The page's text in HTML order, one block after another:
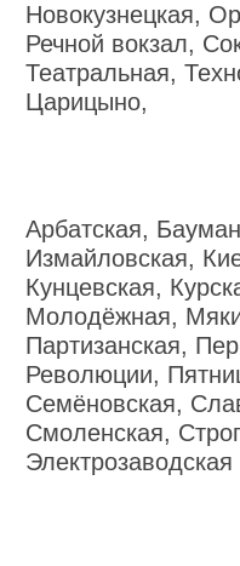
Новокузнецкая,
Речной вокзал,
Театральная,
Царицыно,
Арбатская,
Измайловская,
Кунцевская,
Молодёжная,
Партизанская,
Революции,
Семёновская,
Смоленская,
Электрозаводская